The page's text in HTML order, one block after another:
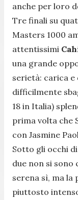
anche per loro
Tre finali su
Masters 1000
attentissimi
una grande
serietà: carica
difficilmente
18 in Italia)
prima volta che
con Jasmine
Sotto gli occhi
due non si
serena sì, ma la
piuttosto